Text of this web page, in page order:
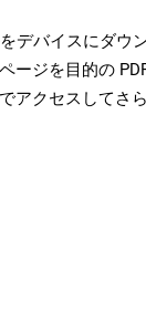
デバイスにダウ
ージを目的の
アクセスしてさ